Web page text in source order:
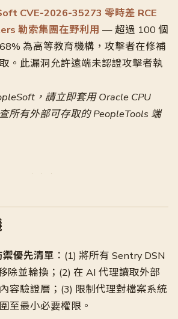
CVE-2026-35273 零時差 RCE
勒索集團在野利用 — 超過 100 個
為高等教育機構，攻擊者在修補
。此漏洞允許遠端未認證攻擊者執
，請立即套用 Oracle CPU
所有外部可存取的 PeopleTools 端
優先清單 ：(1) 將所有 Sentry DSN
除並輪換；(2) 在 AI 代理讀取外部
容驗證層；(3) 限制代理對檔案系統
至最小必要權限。